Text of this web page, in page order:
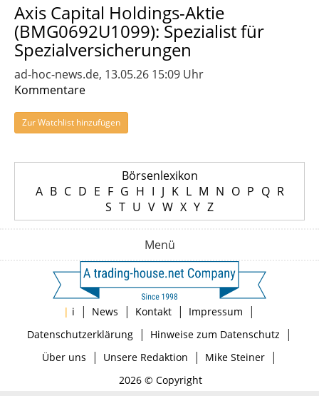
Axis Capital Holdings-Aktie
(BMG0692U1099): Spezialist für
Spezialversicherungen
ad-hoc-news.de, 13.05.26 15:09 Uhr
Kommentare
Zur Watchlist hinzufügen
Börsenlexikon
A B C D E F G H I J K L M N O P Q R
S T U V W X Y Z
Menü
| i | News | Kontakt | Impressum |
Datenschutzerklärung| Hinweise zum Datenschutz |
Über uns | Unsere Redaktion | Mike Steiner|
2026 © Copyright